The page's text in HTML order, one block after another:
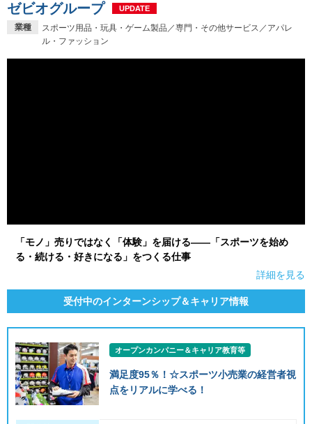
業種
スポーツ用品・玩具・ゲーム製品／専門・その他サービス／アパレ
ル・ファッション
ゼビオグループ UPDATE
「モノ」売りではなく「体験」を届ける――「スポーツを始め
る・続ける・好きになる」をつくる仕事
詳細を見る
受付中のインターンシップ＆キャリア情報
オープンカンパニー＆キャリア教育等
満足度95％！☆スポーツ小売業の経営者視
点をリアルに学べる！